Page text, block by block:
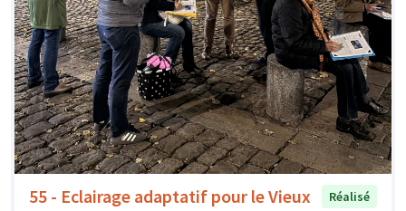
55 - Eclairage adaptatif pour le Vieux
Réalisé